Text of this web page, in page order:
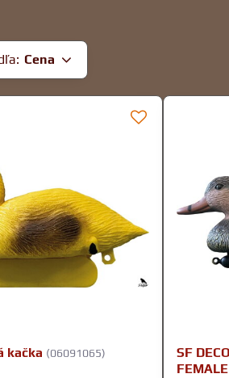
Cena
kačka (06091065)
SF
FEMALE